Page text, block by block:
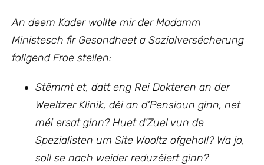
An deem Kader wollte mirder Madamm
Ministesch fir Gesondheet a Sozialversécherung
follgend Froe stellen:
Stëmmt et, datt eng Rei Dokteren an der
Weeltzer Klinik, déi an d’Pensioun ginn, net
méi ersat ginn? Huet d’Zuel vun de
Spezialisten um Site Wooltz ofgeholl? Wa jo,
soll se nach weider reduzéiert ginn?